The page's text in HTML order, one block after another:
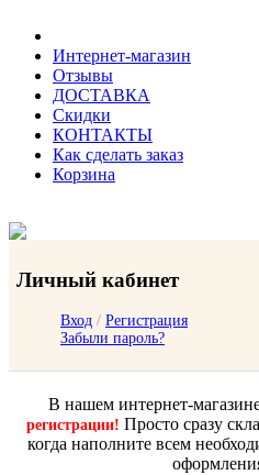
Интернет-магазин
Отзывы
ДОСТАВКА
Скидки
КОНТАКТЫ
Как сделать заказ
Корзина
Личный кабинет
Вход / Регистрация
Забыли пароль?
В нашем интернет-
регистрации! Просто сразу
когда наполните всем